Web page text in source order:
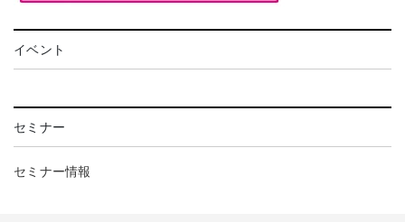
イベント
セミナー
セミナー情報